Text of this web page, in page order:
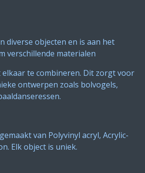
diverse objecten en is aan het
verschillende materialen
te combineren. Dit zorgt voor
ontwerpen zoals bolvogels,
van Polyvinyl acryl, Acrylic-
Elk object is uniek.